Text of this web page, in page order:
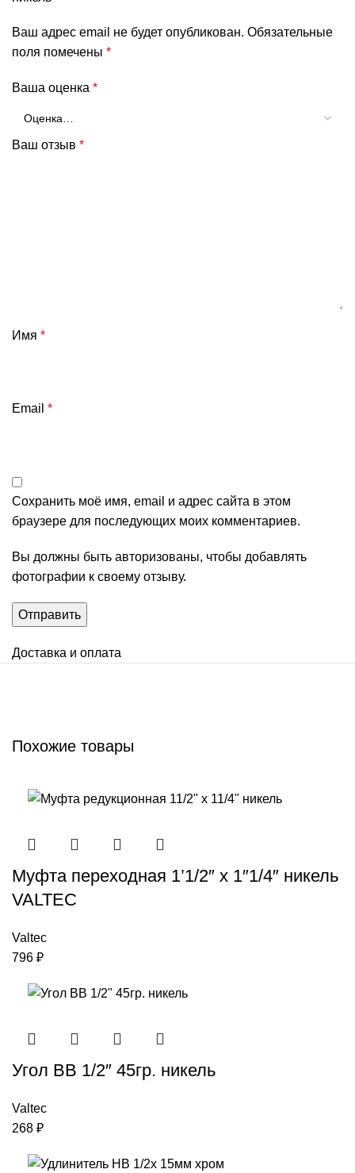
Ваш адрес email не будет опубликован. Обязательные
поля помечены *
Ваша оценка *
Ваш отзыв *
Имя *
Email *
Сохранить моё имя, email и адрес сайта в этом
браузере для последующих моих комментариев.
Вы должны быть авторизованы, чтобы добавлять
фотографии к своему отзыву.
Доставка и оплата
Похожие товары
Муфта переходная 1’1/2″ х 1″1/4″ никель
VALTEC
Valtec
796 ₽
Угол ВВ 1/2″ 45гр. никель
Valtec
268 ₽